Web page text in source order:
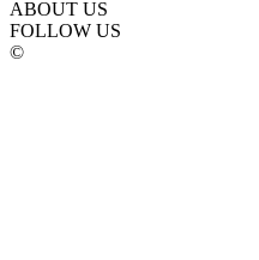
ABOUT US
FOLLOW US
©